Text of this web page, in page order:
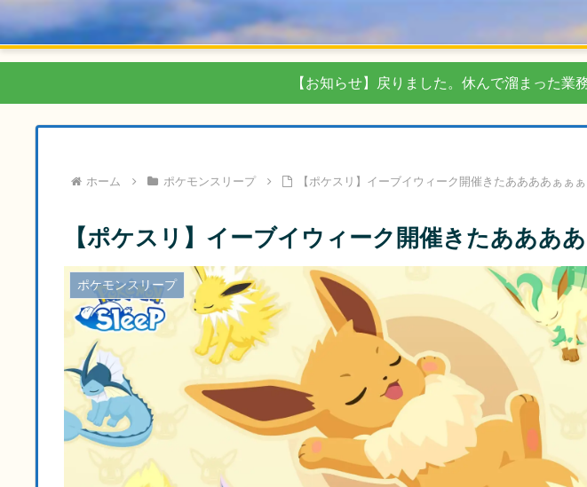
【お知らせ】戻りました。休んで溜まった業
ホーム ポケモンスリープ 【ポケスリ】イーブイウィーク開催きたああああぁぁ
【ポケスリ】イーブイウィーク開催きたあああ
ポケモンスリープ